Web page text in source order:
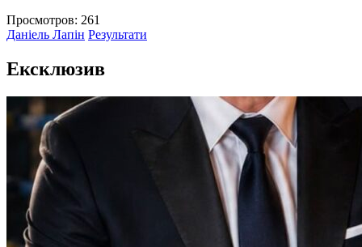
Просмотров: 261
Даніель Лапін Результати
Eксклюзив